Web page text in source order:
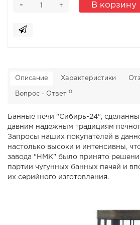
+
- В корзину
Описание Характеристики
Вопрос - Ответ 0
Банные печи "Сибирь-24",
давним надежным традициям
Запросы наших покупателей в
настолько высоки и интенсивны,
завода "НМК" было принято
партии чугунных банных печей и
их серийного изготовления.